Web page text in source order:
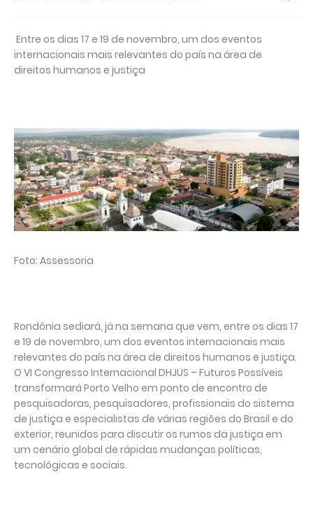
Entre os dias 17 e 19 de novembro, um dos eventos
internacionais mais relevantes do país na área de
direitos humanos e justiça
Foto: Assessoria
Rondônia sediará, já na semana que vem, entre os dias 17
e 19 de novembro, um dos eventos internacionais mais
relevantes do país na área de direitos humanos e justiça.
O VI Congresso Internacional DHJUS – Futuros Possíveis
transformará Porto Velho em ponto de encontro de
pesquisadoras, pesquisadores, profissionais do sistema
de justiça e especialistas de várias regiões do Brasil e do
exterior, reunidos para discutir os rumos da justiça em
um cenário global de rápidas mudanças políticas,
tecnológicas e sociais.